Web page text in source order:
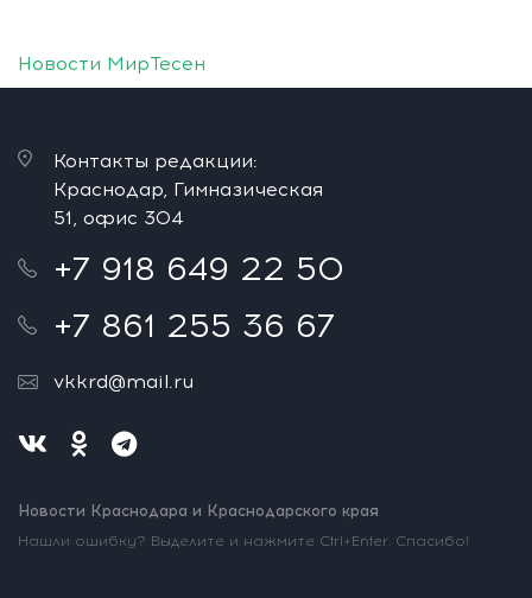
Новости МирТесен
Контакты редакции:
Краснодар, Гимназическая
51, офис 304
+7 918 649 22 50
+7 861 255 36 67
vkkrd@mail.ru
Новости Краснодара и Краснодарского края
Нашли ошибку? Выделите и нажмите Ctrl+Enter. Спасибо!